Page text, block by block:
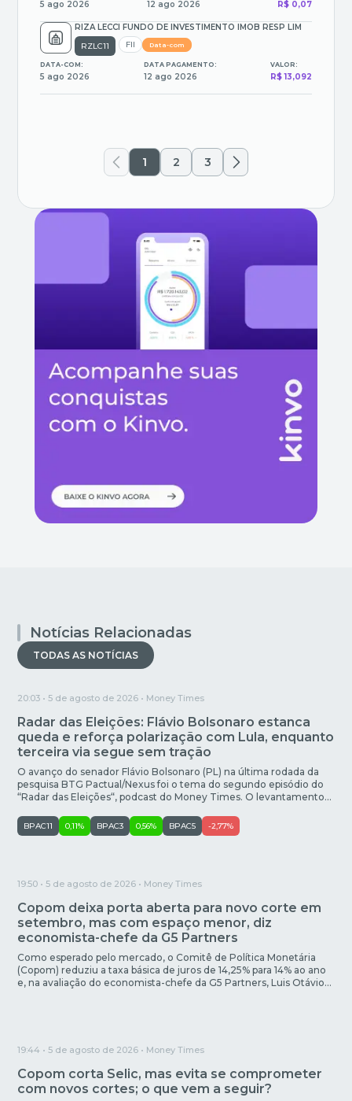
5 ago 2026 12 ago 2026 R$ 0,07
RIZA LECCI FUNDO DE INVESTIMENTO IMOB RESP LIM
RZLC11
FII Data-com
DATA-COM:
5 ago 2026
DATA PAGAMENTO:
12 ago 2026
VALOR:
R$ 13,092
1 2 3
Notícias Relacionadas
TODAS AS NOTÍCIAS
20:03 • 5 de agosto de 2026 • Money Times
Radar das Eleições: Flávio Bolsonaro estanca
queda e reforça polarização com Lula, enquanto
terceira via segue sem tração
O avanço do senador Flávio Bolsonaro (PL) na última rodada da
pesquisa BTG Pactual/Nexus foi o tema do segundo episódio do
“Radar das Eleições“, podcast do Money Times. O levantamento
percentual atrás do presidente Luiz Inácio Lula da Silva (PT) em
um cenário de segundo […]
BPAC11 0,11% BPAC3 0,56% BPAC5 -2,77%
19:50 • 5 de agosto de 2026 • Money Times
Copom deixa porta aberta para novo corte em
setembro, mas com espaço menor, diz
economista-chefe da G5 Partners
Como esperado pelo mercado, o Comitê de Política Monetária
(Copom) reduziu a taxa básica de juros de 14,25% para 14% ao ano
e, na avaliação do economista-chefe da G5 Partners, Luis Otávio
19:44 • 5 de agosto de 2026 • Money Times
Copom corta Selic, mas evita se comprometer
com novos cortes; o que vem a seguir?